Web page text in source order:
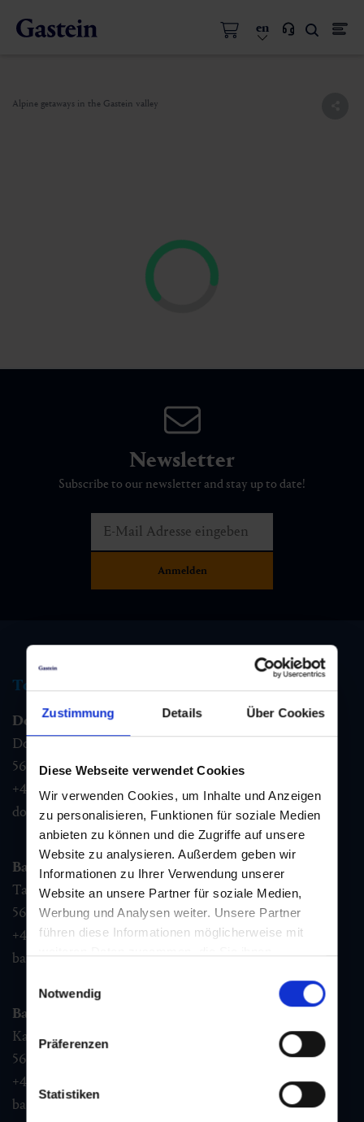
Zustimmung Details Über Cookies
Diese Webseite verwendet Cookies
Wir verwenden Cookies, um Inhalte und Anzeigen
zu personalisieren, Funktionen für soziale Medien
anbieten zu können und die Zugriffe auf unsere
Website zu analysieren. Außerdem geben wir
Informationen zu Ihrer Verwendung unserer
Website an unsere Partner für soziale Medien,
Werbung und Analysen weiter. Unsere Partner
führen diese Informationen möglicherweise mit
Nutzung der Dienste gesammelt haben.
Notwendig
Präferenzen
Statistiken
en
Alpine getaways in the Gastein valley
Newsletter
Subscribe to our newsletter and stay up to date!
Tourist information
Dorfgastein
Dorfstraße 1,
5632 Dorfgastein
+43 6432 3393 460
dorfgastein@gastein.com
Bad Hofgastein
Tauernplatz 1,
5630 Bad Hofgastein
+43 6432 3393 260
badhofgastein@gastein.com
Bad Gastein
Kaiser Franz Josefstr. 27,
5640
+43 6432 3393 560
badgastein@gastein.com